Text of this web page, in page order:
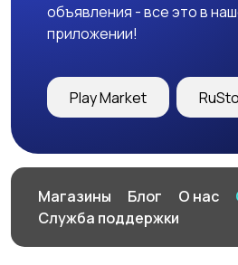
объявления - все это в
приложении!
Play Market
Магазины Блог О нас
Служба поддержки